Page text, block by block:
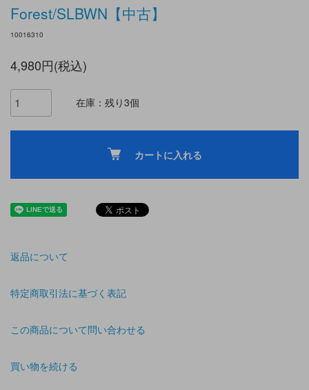
Forest/SLBWN【中古】
10016310
4,980円(税込)
在庫：残り3個
カートに入れる
返品について
特定商取引法に基づく表記
この商品について問い合わせる
買い物を続ける